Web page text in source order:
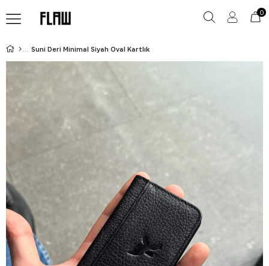
0
Suni Deri Minimal Siyah Oval Kartlık